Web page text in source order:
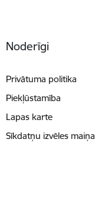
Noderīgi
Privātuma politika
Piekļūstamība
Lapas karte
Sīkdatņu izvēles maiņa